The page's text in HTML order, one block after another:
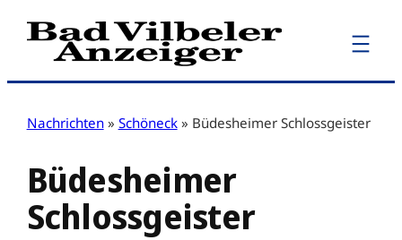
Zum
Inhalt
Nachrichten » Schöneck » Büdesheimer Schlossgeister
Büdesheimer
Schlossgeister